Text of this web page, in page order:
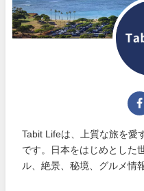
Tabit Lifeは、上質な旅を愛
です。日本をはじめとした
ル、絶景、秘境、グルメ情